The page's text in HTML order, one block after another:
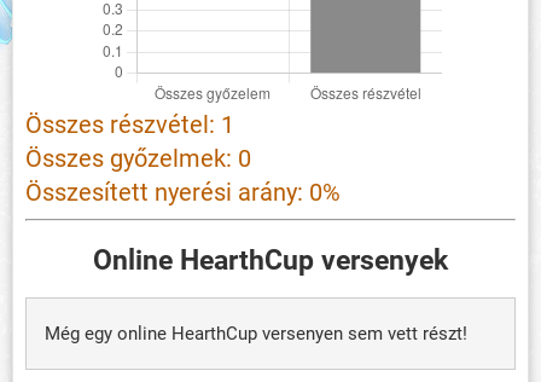
Összes részvétel: 1
Összes győzelmek: 0
Összesített nyerési arány: 0%
Online HearthCup versenyek
Még egy online HearthCup versenyen sem vett részt!